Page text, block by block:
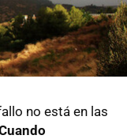
no está en las